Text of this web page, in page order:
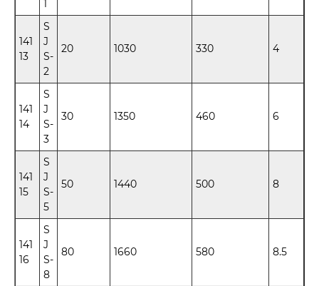
1
141
13
S
J
S-
2
20 1030 330 4
141
14
S
J
S-
3
30 1350 460 6
141
15
S
J
S-
5
50 1440 500 8
141
16
S
J
S-
8
80 1660 580 8.5